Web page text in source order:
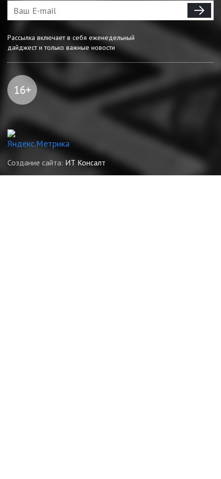
Рассылка включает в себя еженедельный
дайджест и только важные новости
Создание сайта: ИТ Консалт